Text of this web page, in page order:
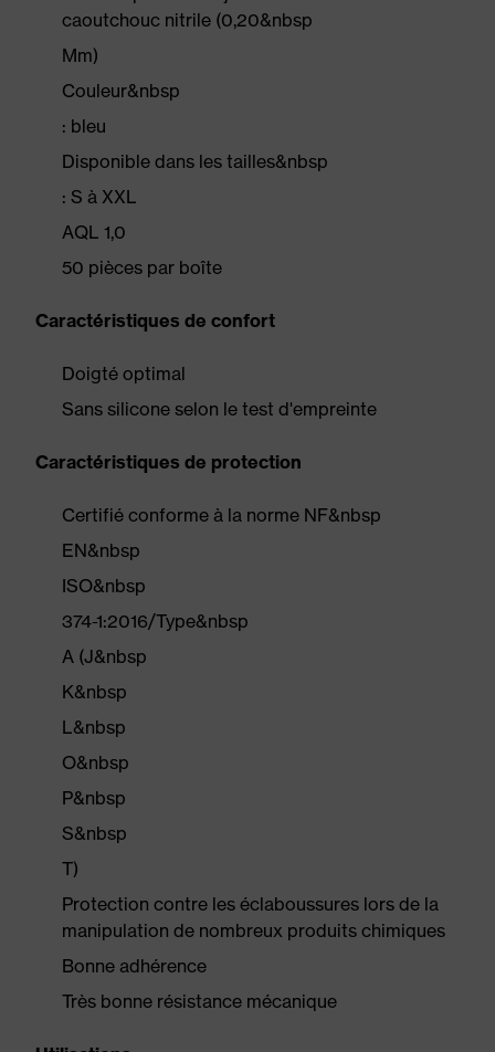
caoutchouc nitrile (0,20&nbsp
Mm)
Couleur&nbsp
: bleu
Disponible dans les tailles&nbsp
: S à XXL
AQL 1,0
50 pièces par boîte
Caractéristiques de confort
Doigté optimal
Sans silicone selon le test d'empreinte
Caractéristiques de protection
Certifié conforme à la norme NF&nbsp
EN&nbsp
ISO&nbsp
374-1:2016/Type&nbsp
A (J&nbsp
K&nbsp
L&nbsp
O&nbsp
P&nbsp
S&nbsp
T)
Protection contre les éclaboussures lors de la
manipulation de nombreux produits chimiques
Bonne adhérence
Très bonne résistance mécanique